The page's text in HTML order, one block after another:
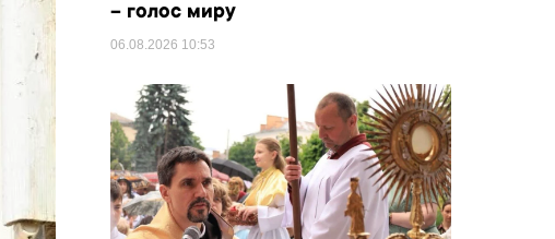
– голос миру
06.08.2026 10:53